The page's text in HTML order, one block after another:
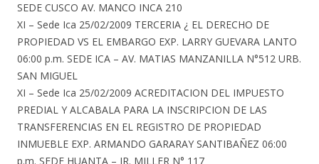
SEDE CUSCO AV. MANCO INCA 210
XI – Sede Ica 25/02/2009 TERCERIA ¿ EL DERECHO DE
PROPIEDAD VS EL EMBARGO EXP. LARRY GUEVARA LANTO
06:00 p.m. SEDE ICA – AV. MATIAS MANZANILLA N°512 URB.
SAN MIGUEL
XI – Sede Ica 25/02/2009 ACREDITACION DEL IMPUESTO
PREDIAL Y ALCABALA PARA LA INSCRIPCION DE LAS
TRANSFERENCIAS EN EL REGISTRO DE PROPIEDAD
INMUEBLE EXP. ARMANDO GARARAY SANTIBAÑEZ 06:00
p.m. SEDE HUANTA – JR. MILLER N° 117